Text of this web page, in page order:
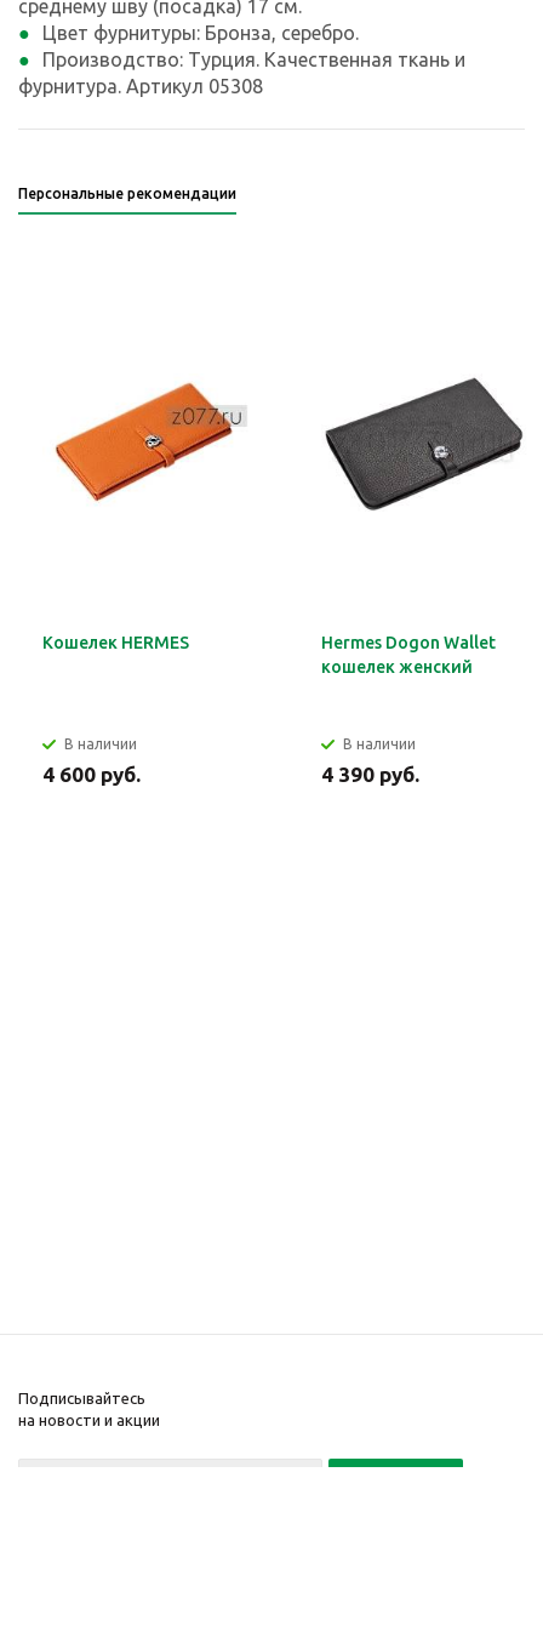
среднему шву (посадка) 17 см.
Цвет фурнитуры: Бронза, серебро.
Производство: Турция. Качественная ткань и
фурнитура. Артикул 05308
Персональные рекомендации
Кошелек HERMES
В наличии
4 600 руб.
Hermes Dogon Wallet
кошелек женский
В наличии
4 390 руб.
Подписывайтесь
на новости и акции